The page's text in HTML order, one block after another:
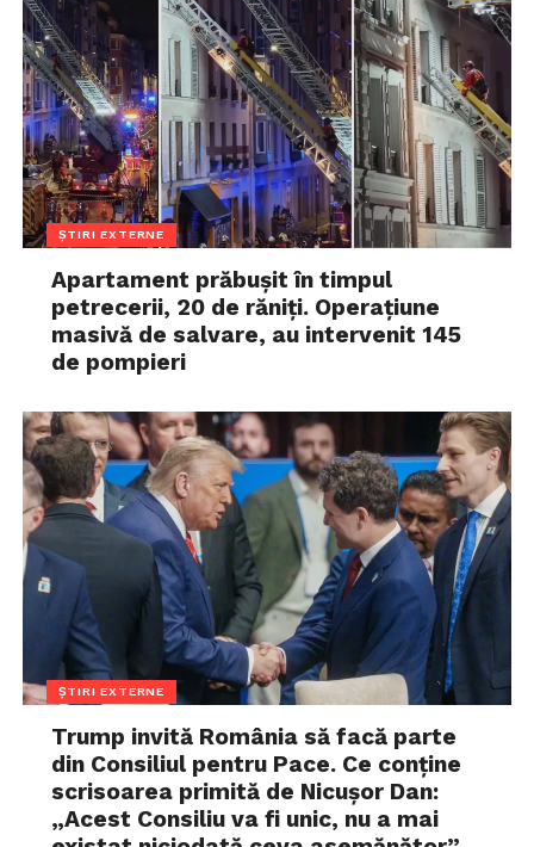
ȘTIRI EXTERNE
Apartament prăbușit în timpul
petrecerii, 20 de răniți. Operațiune
masivă de salvare, au intervenit 145
de pompieri
ȘTIRI EXTERNE
Trump invită România să facă parte
din Consiliul pentru Pace. Ce conține
scrisoarea primită de Nicușor Dan:
„Acest Consiliu va fi unic, nu a mai